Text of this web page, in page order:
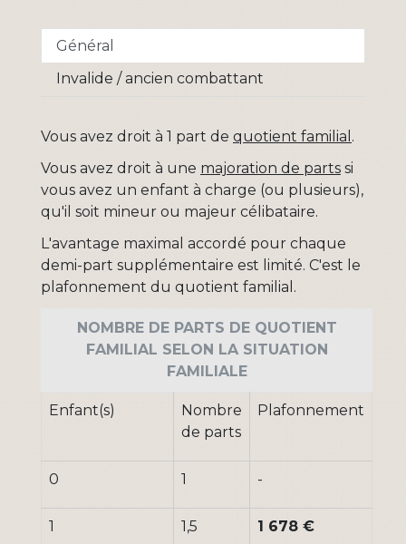
Général
Invalide / ancien combattant
Vous avez droit à 1 part de quotient familial .
Vous avez droit à une majoration de parts si
vous avez un enfant à charge (ou plusieurs),
qu'il soit mineur ou majeur célibataire.
L'avantage maximal accordé pour chaque
demi-part supplémentaire est limité. C'est le
plafonnement du quotient familial.
NOMBRE DE PARTS DE QUOTIENT
FAMILIAL SELON LA SITUATION
FAMILIALE
Enfant(s)
Nombre
de parts
Plafonnement
0 1 -
1 1,5 1 678 €